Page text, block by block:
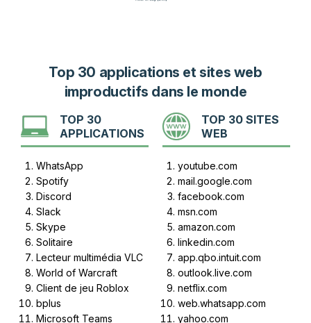
Top 30 applications et sites web
improductifs dans le monde
TOP 30
APPLICATIONS
WhatsApp
Spotify
Discord
Slack
Skype
Solitaire
Lecteur multimédia VLC
World of Warcraft
Client de jeu Roblox
bplus
Microsoft Teams
TOP 30 SITES
WEB
youtube.com
mail.google.com
facebook.com
msn.com
amazon.com
linkedin.com
app.qbo.intuit.com
outlook.live.com
netflix.com
web.whatsapp.com
yahoo.com